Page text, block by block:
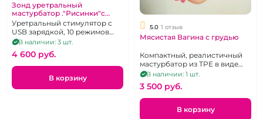
Зонд уретральный
мастурбатор ."Рисинки"с
вибрацией
Уретральный стимулятор с
USB зарядкой, 10 режимов
вибрации
В наличии: 3 шт.
4 600 pуб.
В корзину
5.0 1 отзыв
Мясистая Вагина с грудью
Компактный, реалистичный
мастурбатор из TPE в виде
женского торса с грудью,
попкой, вагиной и анусом без
вибрации.
В наличии: 1 шт.
3 500 pуб.
В корзину